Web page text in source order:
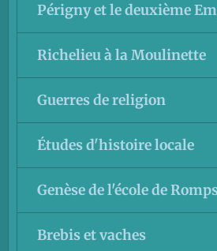
Périgny et le deuxième
Richelieu à la Moulinette
Guerres de religion
Études d'histoire locale
Genèse de l'école de
Brebis et vaches